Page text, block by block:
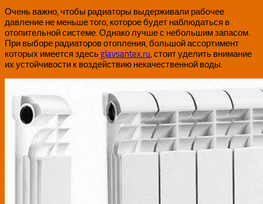
Очень важно, чтобы радиаторы выдерживали рабочее
давление не меньше того, которое будет наблюдаться в
отопительной системе. Однако лучше с небольшим запасом.
При выборе радиаторов отопления, большой ассортимент
которых имеется здесьglavsantex.ru, стоит уделить внимание
их устойчивости к воздействию некачественной воды.